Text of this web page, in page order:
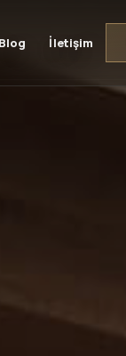
Blog İletişim